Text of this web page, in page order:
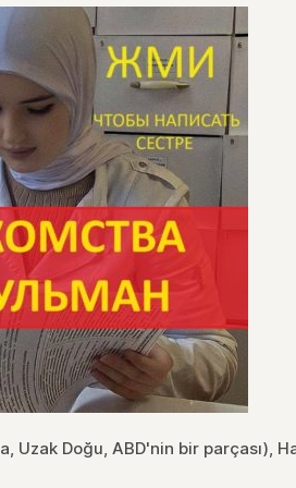
Uzak Doğu, ABD'nin bir parçası),